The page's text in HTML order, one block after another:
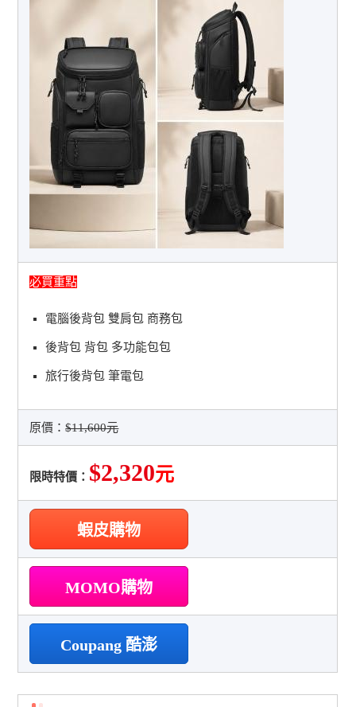
必買重點
電腦後背包 雙肩包 商務包
後背包 背包 多功能包包
旅行後背包 筆電包
原價：$11,600元
限時特價： $2,320元
蝦皮購物
MOMO購物
Coupang 酷澎